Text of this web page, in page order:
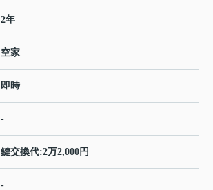
2年
空家
即時
-
鍵交換代:2万2,000円
-